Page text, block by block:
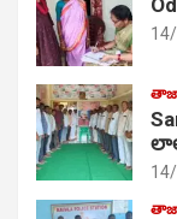
తాజా
తాజా